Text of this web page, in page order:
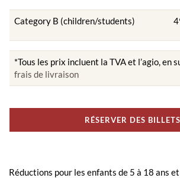
Category B (children/students)
*Tous les prix incluent la TVA et l’agio, en
frais de livraison
RÉSERVER DES BILLETS
Réductions pour les enfants de 5 à 18 ans